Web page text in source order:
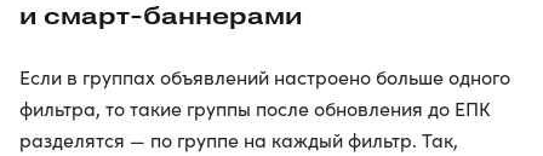
и смарт-баннерами
Если в группах объявлений настроено больше одного
фильтра, то такие группы после обновления до ЕПК
разделятся — по группе на каждый фильтр. Так,